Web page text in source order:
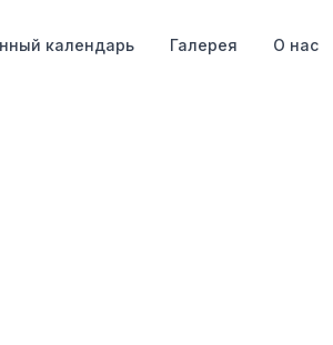
календарь Галерея О нас